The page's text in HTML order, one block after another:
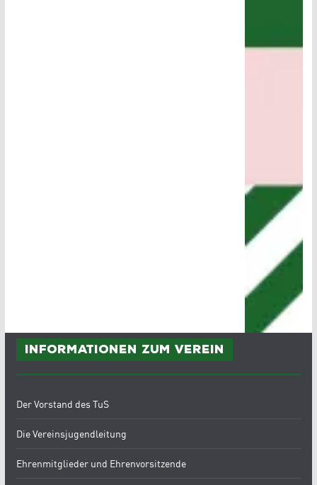
Informationen zum Verein
Der Vorstand des TuS
Die Vereinsjugendleitung
Ehrenmitglieder und Ehrenvorsitzende